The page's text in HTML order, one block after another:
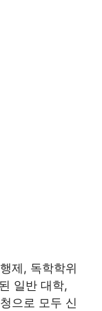
제, 독학학위
일반 대학,
으로 모두 신